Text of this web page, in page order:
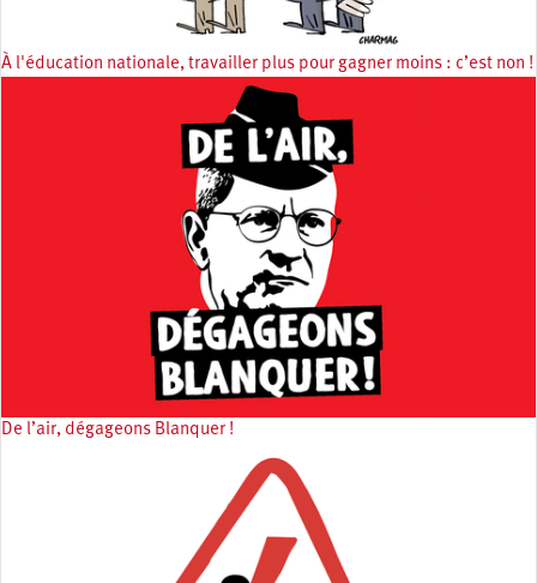
À l'éducation nationale, travailler plus pour gagner moins : c’est non !
De l’air, dégageons Blanquer !